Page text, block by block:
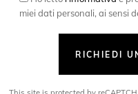
miei dati personali, ai sensi
RICHIEDI